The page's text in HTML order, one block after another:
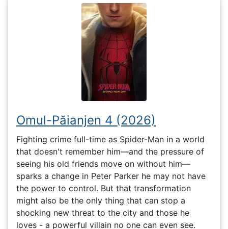
Omul-Păianjen 4 (2026)
Fighting crime full-time as Spider-Man in a world
that doesn't remember him—and the pressure of
seeing his old friends move on without him—
sparks a change in Peter Parker he may not have
the power to control. But that transformation
might also be the only thing that can stop a
shocking new threat to the city and those he
loves - a powerful villain no one can even see.